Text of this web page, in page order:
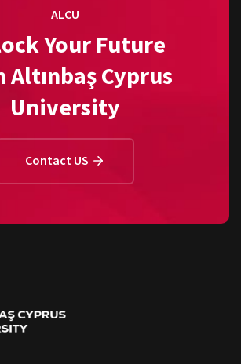
ALCU
Your Future
Cyprus
University
Contact US